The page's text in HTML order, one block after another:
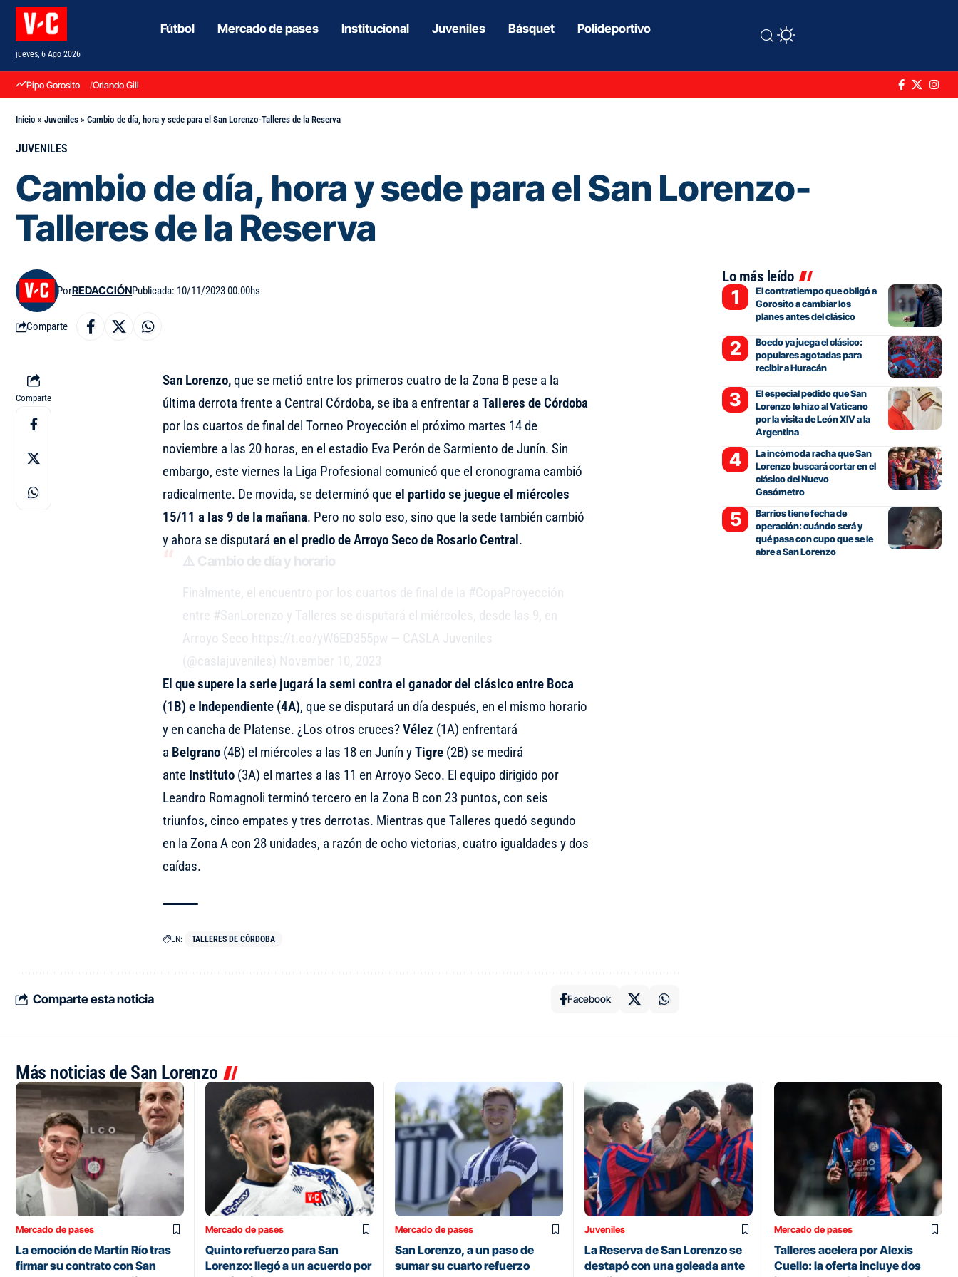
jueves, 6 Ago 2026
Fútbol Mercado de pases Institucional Juveniles Básquet Polideportivo
Pipo Gorosito Orlando Gill
Inicio » Juveniles » Cambio de día, hora y sede para el San Lorenzo-Talleres de la Reserva
JUVENILES
Cambio de día, hora y sede para el San Lorenzo-
Talleres de la Reserva
PorREDACCIÓNPublicada: 10/11/2023 00.00hs
Comparte
Comparte
San Lorenzo,que se metió entre los primeros cuatro de la Zona B pese a la
última derrota frente a Central Córdoba, se iba a enfrentar a Talleres de Córdoba
por los cuartos de final del Torneo Proyección el próximo martes 14 de
noviembre a las 20 horas, en el estadio Eva Perón de Sarmiento de Junín. Sin
embargo, este viernes la Liga Profesional comunicó que el cronograma cambió
radicalmente. De movida, se determinó queel partido se juegue el miércoles
15/11 a las 9 de la mañana. Pero no solo eso, sino que la sede también cambió
y ahora se disputará en el predio de Arroyo Seco de Rosario Central.
⚠️ Cambio de día y horario
Finalmente, el encuentro por los cuartos de final de la #CopaProyección
entre #SanLorenzo y Talleres se disputará el miércoles, desde las 9, en
Arroyo Seco https://t.co/yW6ED355pw — CASLA Juveniles
(@caslajuveniles) November 10, 2023
El que supere la serie jugará la semi contra el ganador del clásico entre Boca
(1B) e Independiente (4A), que se disputará un día después, en el mismo horario
y en cancha de Platense. ¿Los otros cruces?Vélez (1A) enfrentará
a Belgrano(4B) el miércoles a las 18 en Junín yTigre(2B) se medirá
ante Instituto(3A) el martes a las 11 en Arroyo Seco. El equipo dirigido por
Leandro Romagnoli terminó tercero en la Zona B con 23 puntos, con seis
triunfos, cinco empates y tres derrotas. Mientras que Talleres quedó segundo
en la Zona A con 28 unidades, a razón de ocho victorias, cuatro igualdades y dos
caídas.
EN: TALLERES DE CÓRDOBA
Comparte esta noticia Facebook
Lo más leído
El contratiempo que obligó a
Gorosito a cambiar los
planes antes del clásico
Boedo ya juega el clásico:
populares agotadas para
recibir a Huracán
El especial pedido que San
Lorenzo le hizo al Vaticano
por la visita de León XIV a la
Argentina
La incómoda racha que San
Lorenzo buscará cortar en el
clásico del Nuevo
Gasómetro
Barrios tiene fecha de
operación: cuándo será y
qué pasa con cupo que se le
abre a San Lorenzo
Más noticias de San Lorenzo
Mercado de pases
La emoción de Martín Río tras
firmar su contrato con San
Mercado de pases
Quinto refuerzo para San
Lorenzo: llegó a un acuerdo por
Mercado de pases
San Lorenzo, a un paso de
sumar su cuarto refuerzo
Juveniles
La Reserva de San Lorenzo se
destapó con una goleada ante
Mercado de pases
Talleres acelera por Alexis
Cuello: la oferta incluye dos